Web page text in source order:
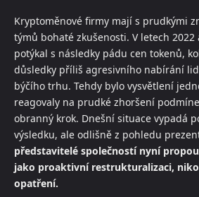
Kryptoměnové firmy mají s prudkými
týmů bohaté zkušenosti. V letech 2022
potýkal s následky pádu cen tokenů,
důsledky příliš agresivního nabírání
býčího trhu. Tehdy bylo vysvětlení
reagovaly na prudké zhoršení
obranný krok. Dnešní situace vypadá
výsledku, ale odlišně z pohledu
představitelé společností nyní
jako proaktivní restrukturalizaci,
opatření.